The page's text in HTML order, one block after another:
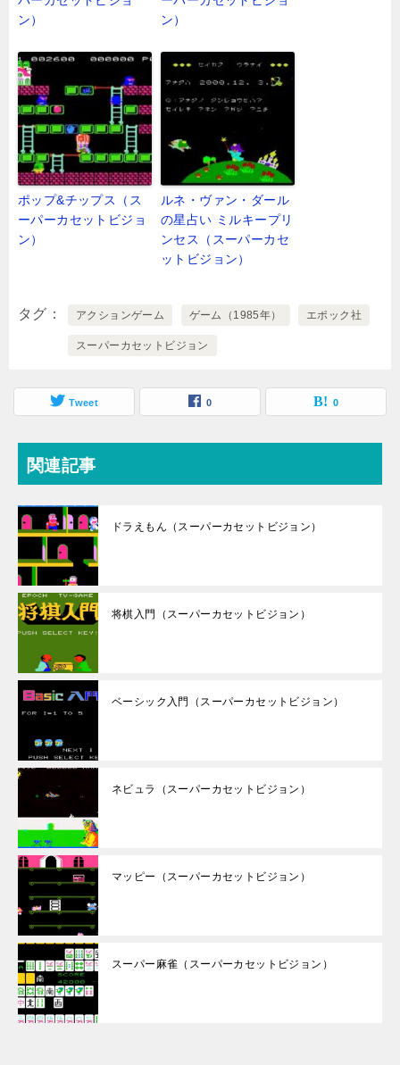
ン）
ン）
ポップ&チップス（ス
ーパーカセットビジョ
ン）
ルネ・ヴァン・ダール
の星占い ミルキープリ
ンセス（スーパーカセ
ットビジョン）
タグ アクションゲーム ゲーム（1985年） エポック社
スーパーカセットビジョン
Tweet 0 0
関連記事
ドラえもん（スーパーカセットビジョン）
将棋入門（スーパーカセットビジョン）
ベーシック入門（スーパーカセットビジョン）
ネビュラ（スーパーカセットビジョン）
マッピー（スーパーカセットビジョン）
スーパー麻雀（スーパーカセットビジョン）